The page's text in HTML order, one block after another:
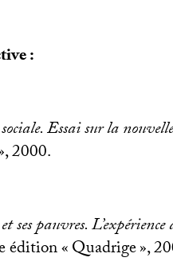
:
Essai sur la
2000.
ses pauvres.
édition «Quadrige»,